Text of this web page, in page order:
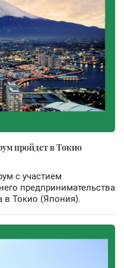
пройдет в Токио
с участием
предпринимательства
в Токио (Япония).